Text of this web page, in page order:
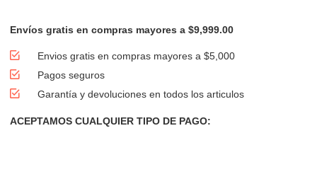
Envíos gratis en compras mayores a $9,999.00
Envios gratis en compras mayores a $5,000
Pagos seguros
Garantía y devoluciones en todos los articulos
ACEPTAMOS CUALQUIER TIPO DE PAGO: